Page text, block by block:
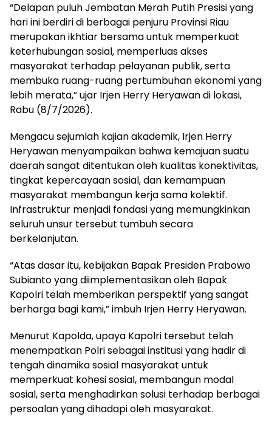
“Delapan puluh Jembatan Merah Putih Presisi yang
hari ini berdiri di berbagai penjuru Provinsi Riau
merupakan ikhtiar bersama untuk memperkuat
keterhubungan sosial, memperluas akses
masyarakat terhadap pelayanan publik, serta
membuka ruang-ruang pertumbuhan ekonomi yang
lebih merata,” ujar Irjen Herry Heryawan di lokasi,
Rabu (8/7/2026).
Mengacu sejumlah kajian akademik, Irjen Herry
Heryawan menyampaikan bahwa kemajuan suatu
daerah sangat ditentukan oleh kualitas konektivitas,
tingkat kepercayaan sosial, dan kemampuan
masyarakat membangun kerja sama kolektif.
Infrastruktur menjadi fondasi yang memungkinkan
seluruh unsur tersebut tumbuh secara
berkelanjutan.
“Atas dasar itu, kebijakan Bapak Presiden Prabowo
Subianto yang diimplementasikan oleh Bapak
Kapolri telah memberikan perspektif yang sangat
berharga bagi kami,” imbuh Irjen Herry Heryawan.
Menurut Kapolda, upaya Kapolri tersebut telah
menempatkan Polri sebagai institusi yang hadir di
tengah dinamika sosial masyarakat untuk
memperkuat kohesi sosial, membangun modal
sosial, serta menghadirkan solusi terhadap berbagai
persoalan yang dihadapi oleh masyarakat.